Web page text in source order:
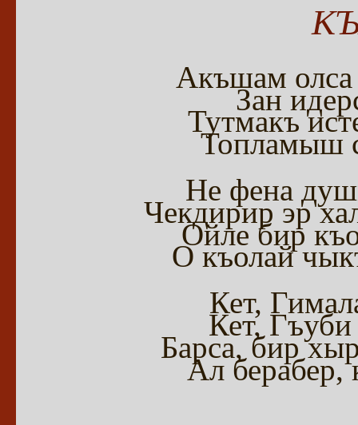
Акъшам олса
Зан
Тутмакъ
Топламыш
Не фена
Чекдирир эр
Ойле бир
О къолай
Кет,
Кет,
Барса, бир
Ал берабер,